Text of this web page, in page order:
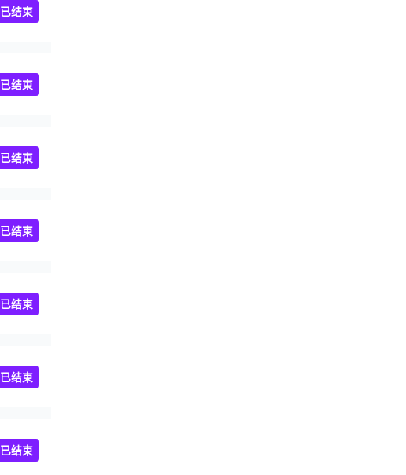
已结束
已结束
已结束
已结束
已结束
已结束
已结束